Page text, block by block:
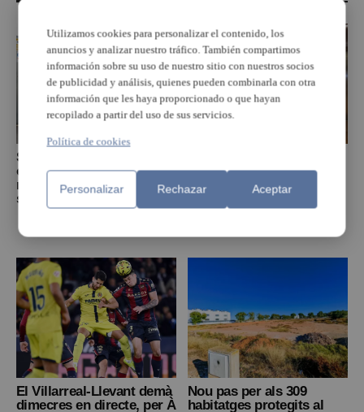
Sanitat avança en les
obres d’ampliació i
reforma del centre de
salut de Rafelbunyol
reforma integral de la
Casa Consistorial amb
millores en accessibilitat,
seguretat i conservació
El Villarreal-Llevant demà
dimecres en directe, per À
Nou pas per als 309
habitatges protegits al
Utilizamos cookies para personalizar el contenido, los
anuncios y analizar nuestro tráfico. También compartimos
información sobre su uso de nuestro sitio con nuestros socios
de publicidad y análisis, quienes pueden combinarla con otra
información que les haya proporcionado o que hayan
recopilado a partir del uso de sus servicios.
Política de cookies
Personalizar Rechazar Aceptar